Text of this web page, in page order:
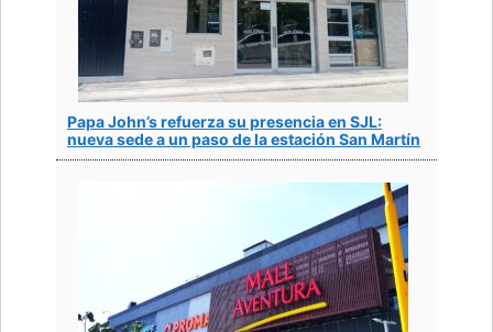
Papa John’s refuerza su presencia en SJL:
nueva sede a un paso de la estación San Martín